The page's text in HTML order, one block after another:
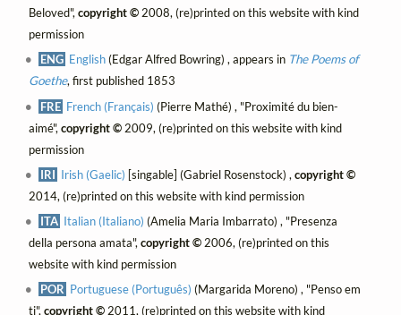
Beloved",copyright ©2008, (re)printed on this website with kind
permission
ENG English(Edgar Alfred Bowring) , appears in The Poems of
Goethe, first published 1853
FRE French (Français) (Pierre Mathé) , "Proximité du bien-
aimé", copyright ©2009, (re)printed on this website with kind
permission
IRI Irish (Gaelic) [singable] (Gabriel Rosenstock) ,copyright ©
2014, (re)printed on this website with kind permission
ITA Italian (Italiano) (Amelia Maria Imbarrato) , "Presenza
della persona amata", copyright ©2006, (re)printed on this
website with kind permission
POR Portuguese (Português) (Margarida Moreno) , "Penso em
ti", copyright ©2011, (re)printed on this website with kind